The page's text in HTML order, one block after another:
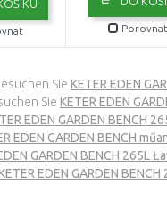
Porovnat
Sie KETER EDEN
Sie KETER EDEN
EDEN GARDEN BENCH
EDEN GARDEN BENCH
GARDEN BENCH
EDEN GARDEN